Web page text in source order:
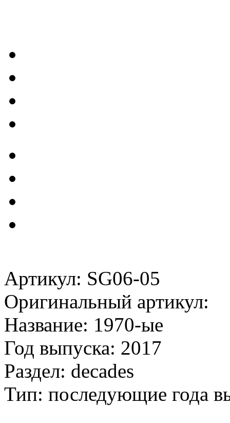
Артикул: SG06-05
Оригинальный артикул:
Название: 1970-ые
Год выпуска: 2017
Раздел: decades
Тип: последующие года